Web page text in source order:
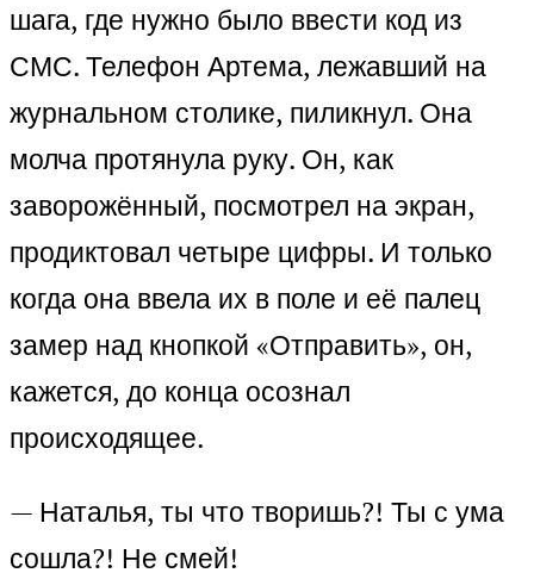
шага, где нужно было ввести код из
СМС. Телефон Артема, лежавший на
журнальном столике, пиликнул. Она
молча протянула руку. Он, как
заворожённый, посмотрел на экран,
продиктовал четыре цифры. И только
когда она ввела их в поле и её палец
замер над кнопкой «Отправить», он,
кажется, до конца осознал
происходящее.
— Наталья, ты что творишь?! Ты с ума
сошла?! Не смей!